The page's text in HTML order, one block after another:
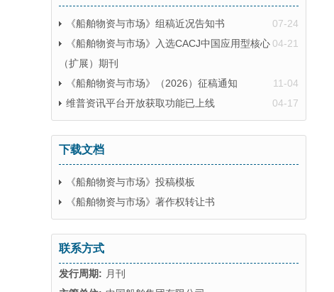
07-24
《船舶物资与市场》组稿近况告知书
04-21
《船舶物资与市场》入选CACJ中国应用型核心
（扩展）期刊
11-04
《船舶物资与市场》（2026）征稿通知
04-17
维普资讯平台开放获取功能已上线
下载文档
《船舶物资与市场》投稿模板
《船舶物资与市场》著作权转让书
联系方式
发行周期: 月刊